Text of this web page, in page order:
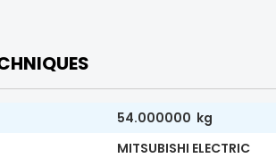
54.000000 kg
MITSUBISHI ELECTRIC